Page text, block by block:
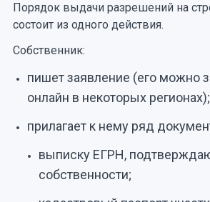
Порядок выдачи разрешений на
состоит из одного действия.
Собственник:
пишет заявление (его можно
онлайн в некоторых регионах);
прилагает к нему ряд
выписку ЕГРН,
собственности;